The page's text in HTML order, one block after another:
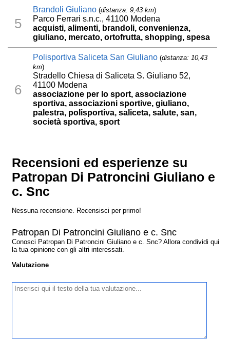
5
Brandoli Giuliano (distanza: 9,43 km)
Parco Ferrari s.n.c., 41100 Modena
acquisti, alimenti, brandoli, convenienza,
giuliano, mercato, ortofrutta, shopping, spesa
6
Polisportiva Saliceta San Giuliano (distanza: 10,43
km)
Stradello Chiesa di Saliceta S. Giuliano 52,
41100 Modena
associazione per lo sport, associazione
sportiva, associazioni sportive, giuliano,
palestra, polisportiva, saliceta, salute, san,
società sportiva, sport
Recensioni ed esperienze su
Patropan Di Patroncini Giuliano e
c. Snc
Nessuna recensione. Recensisci per primo!
Patropan Di Patroncini Giuliano e c. Snc
Conosci Patropan Di Patroncini Giuliano e c. Snc? Allora condividi qui
la tua opinione con gli altri interessati.
Valutazione